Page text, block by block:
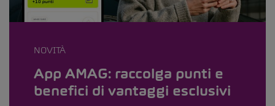
NOVITÀ
App AMAG: raccolga punti e
benefici di vantaggi esclusivi